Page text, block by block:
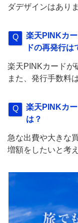
ダデザインはあり
楽天PINKカ
ドの再発行は
楽天PINKカードが
また、発行手数料
楽天PINKカ
は？
急な出費や大きな
増額をしたいと考